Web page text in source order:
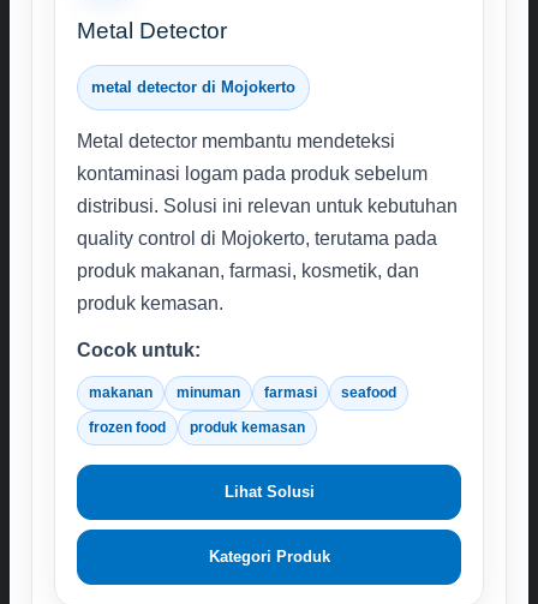
Metal Detector
metal detector di Mojokerto
Metal detector membantu mendeteksi
kontaminasi logam pada produk sebelum
distribusi. Solusi ini relevan untuk kebutuhan
quality control di Mojokerto, terutama pada
produk makanan, farmasi, kosmetik, dan
produk kemasan.
Cocok untuk:
makanan minuman farmasi seafood
frozen food produk kemasan
Lihat Solusi
Kategori Produk